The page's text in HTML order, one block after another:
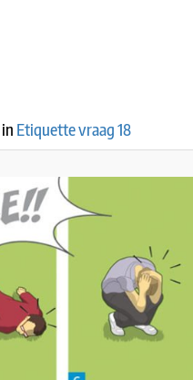
in Etiquette vraag 18